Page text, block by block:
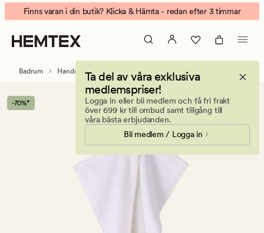
Wave
handduk
multi/grön
Animerad
banner.
Klicka
på
att
pausa.
Finns varan i din butik? Klicka & Hämta - redan efter 3 timmar
Ta del av våra exklusiva
medlemspriser!
Logga in eller bli medlem och få fri frakt
över 699 kr till ombud samt tillgång till
våra bästa erbjudanden.
Bli medlem / Logga in
Badrum Handdukar & badlakan Gästhanddukar
-70%*